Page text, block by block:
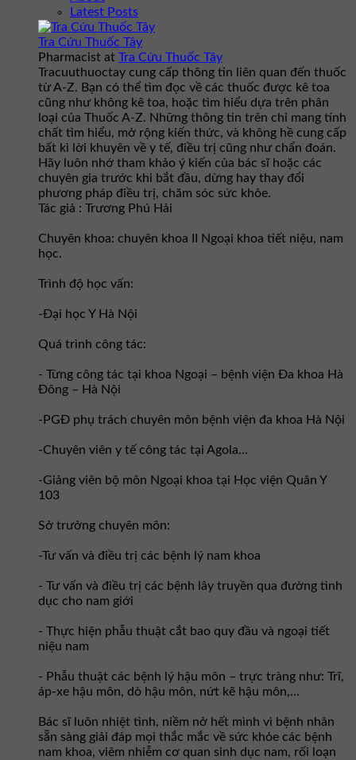
Latest Posts
Tra Cứu Thuốc Tây
Pharmacist at Tra Cứu Thuốc Tây
Tracuuthuoctay cung cấp thông tin liên quan đến thuốc
từ A-Z. Bạn có thể tìm đọc về các thuốc được kê toa
cũng như không kê toa, hoặc tìm hiểu dựa trên phân
loại của Thuốc A-Z. Những thông tin trên chỉ mang tính
chất tìm hiểu, mở rộng kiến thức, và không hề cung cấp
bất kì lời khuyên về y tế, điều trị cũng như chẩn đoán.
Hãy luôn nhớ tham khảo ý kiến của bác sĩ hoặc các
chuyên gia trước khi bắt đầu, dừng hay thay đổi
phương pháp điều trị, chăm sóc sức khỏe.
Tác giả : Trương Phú Hải
Chuyên khoa: chuyên khoa II Ngoại khoa tiết niệu, nam
học.
Trình độ học vấn:
-Đại học Y Hà Nội
Quá trình công tác:
- Từng công tác tại khoa Ngoại – bệnh viện Đa khoa Hà
Đông – Hà Nội
-PGĐ phụ trách chuyên môn bệnh viện đa khoa Hà Nội
-Chuyên viên y tế công tác tại Agola...
-Giảng viên bộ môn Ngoại khoa tại Học viện Quân Y
103
Sở trưởng chuyên môn:
-Tư vấn và điều trị các bệnh lý nam khoa
- Tư vấn và điều trị các bệnh lây truyền qua đường tình
dục cho nam giới
- Thực hiện phẫu thuật cắt bao quy đầu và ngoại tiết
niệu nam
- Phẫu thuật các bệnh lý hậu môn – trực tràng như: Trĩ,
áp-xe hậu môn, dò hậu môn, nứt kẽ hậu môn,...
Bác sĩ luôn nhiệt tình, niềm nở hết mình vì bệnh nhân
sẵn sàng giải đáp mọi thắc mắc về sức khỏe các bệnh
nam khoa, viêm nhiễm cơ quan sinh dục nam, rối loạn